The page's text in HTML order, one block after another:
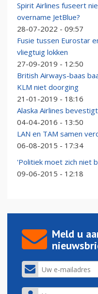
Spirit Airlines fuseert
overname JetBlue?
28-07-2022 - 09:57
Fusie tussen Eurostar
vliegtuig lokken
27-09-2019 - 12:50
British Airways-baas
KLM niet doorging
21-01-2019 - 18:16
Alaska Airlines
04-04-2016 - 13:50
LAN en TAM samen
06-08-2015 - 17:34
'Politiek moet zich niet
09-06-2015 - 12:18
Meld u